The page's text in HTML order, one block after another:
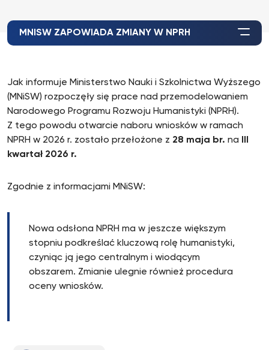
MNISW ZAPOWIADA ZMIANY W NPRH
Jak informuje Ministerstwo Nauki i Szkolnictwa Wyższego
(MNiSW) rozpoczęły się prace nad przemodelowaniem
Narodowego Programu Rozwoju Humanistyki (NPRH).
Z tego powodu otwarcie naboru wniosków w ramach
NPRH w 2026 r. zostało przełożone z 28 maja br. na
kwartał 2026 r.
Zgodnie z informacjami MNiSW:
Nowa odsłona NPRH ma w jeszcze większym
stopniu podkreślać kluczową rolę humanistyki,
czyniąc ją jego centralnym i wiodącym
obszarem. Zmianie ulegnie również procedura
oceny wniosków.